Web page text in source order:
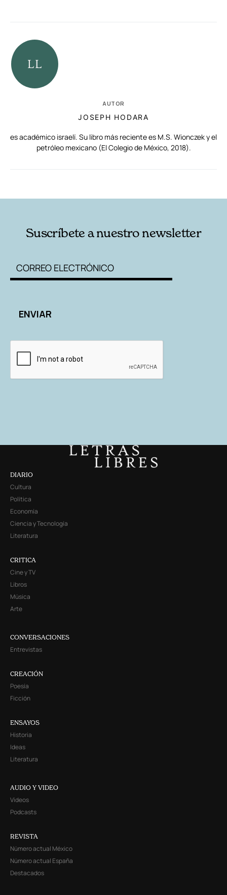
AUTOR
JOSEPH HODARA
es académico israelí. Su libro más reciente es M.S. Wionczek y el
petróleo mexicano (El Colegio de México, 2018).
Suscríbete a nuestro newsletter
DIARIO
Cultura
Política
Economía
Ciencia y Tecnología
Literatura
CRITICA
Cine y TV
Libros
Música
Arte
CONVERSACIONES
Entrevistas
CREACIÓN
Poesía
Ficción
ENSAYOS
Historia
Ideas
Literatura
AUDIO Y VIDEO
Videos
Podcasts
REVISTA
Número actual México
Número actual España
Destacados